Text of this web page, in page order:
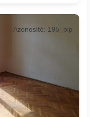
Azonosító: 195_bip